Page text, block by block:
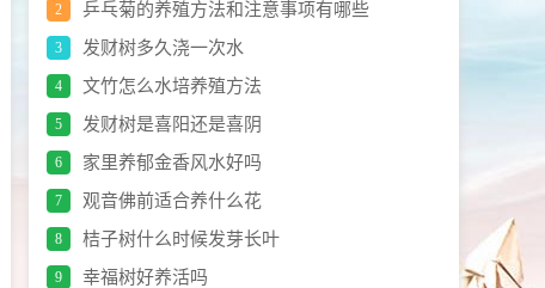
2 乒乓菊的养殖方法和注意事项有哪些
3 发财树多久浇一次水
4 文竹怎么水培养殖方法
5 发财树是喜阳还是喜阴
6 家里养郁金香风水好吗
7 观音佛前适合养什么花
8 桔子树什么时候发芽长叶
9 幸福树好养活吗